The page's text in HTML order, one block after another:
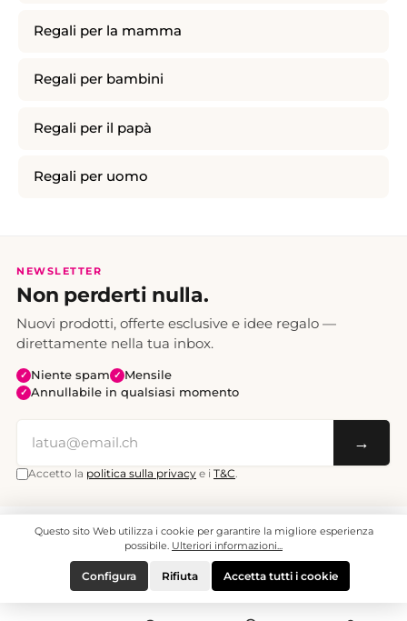
Regali per la mamma
Regali per bambini
Regali per il papà
Regali per uomo
NEWSLETTER
Non perderti nulla.
Nuovi prodotti, offerte esclusive e idee regalo —
direttamente nella tua inbox.
✓ Niente spam ✓ Mensile
✓ Annullabile in qualsiasi momento
→
Accetto la politica sulla privacy e i T&C.
Tutti i prezzi sono IVA inclusa. Spedizione CHF 6.95, gratuita a partire da CHF 70.
© 2008 - 2026 - enjoymedia.ch - Tutti i diritti riservati.
Questo sito Web utilizza i cookie per garantire la migliore esperienza
possibile. Ulteriori informazioni...
Rifiuta
Configura Accetta tutti i cookie